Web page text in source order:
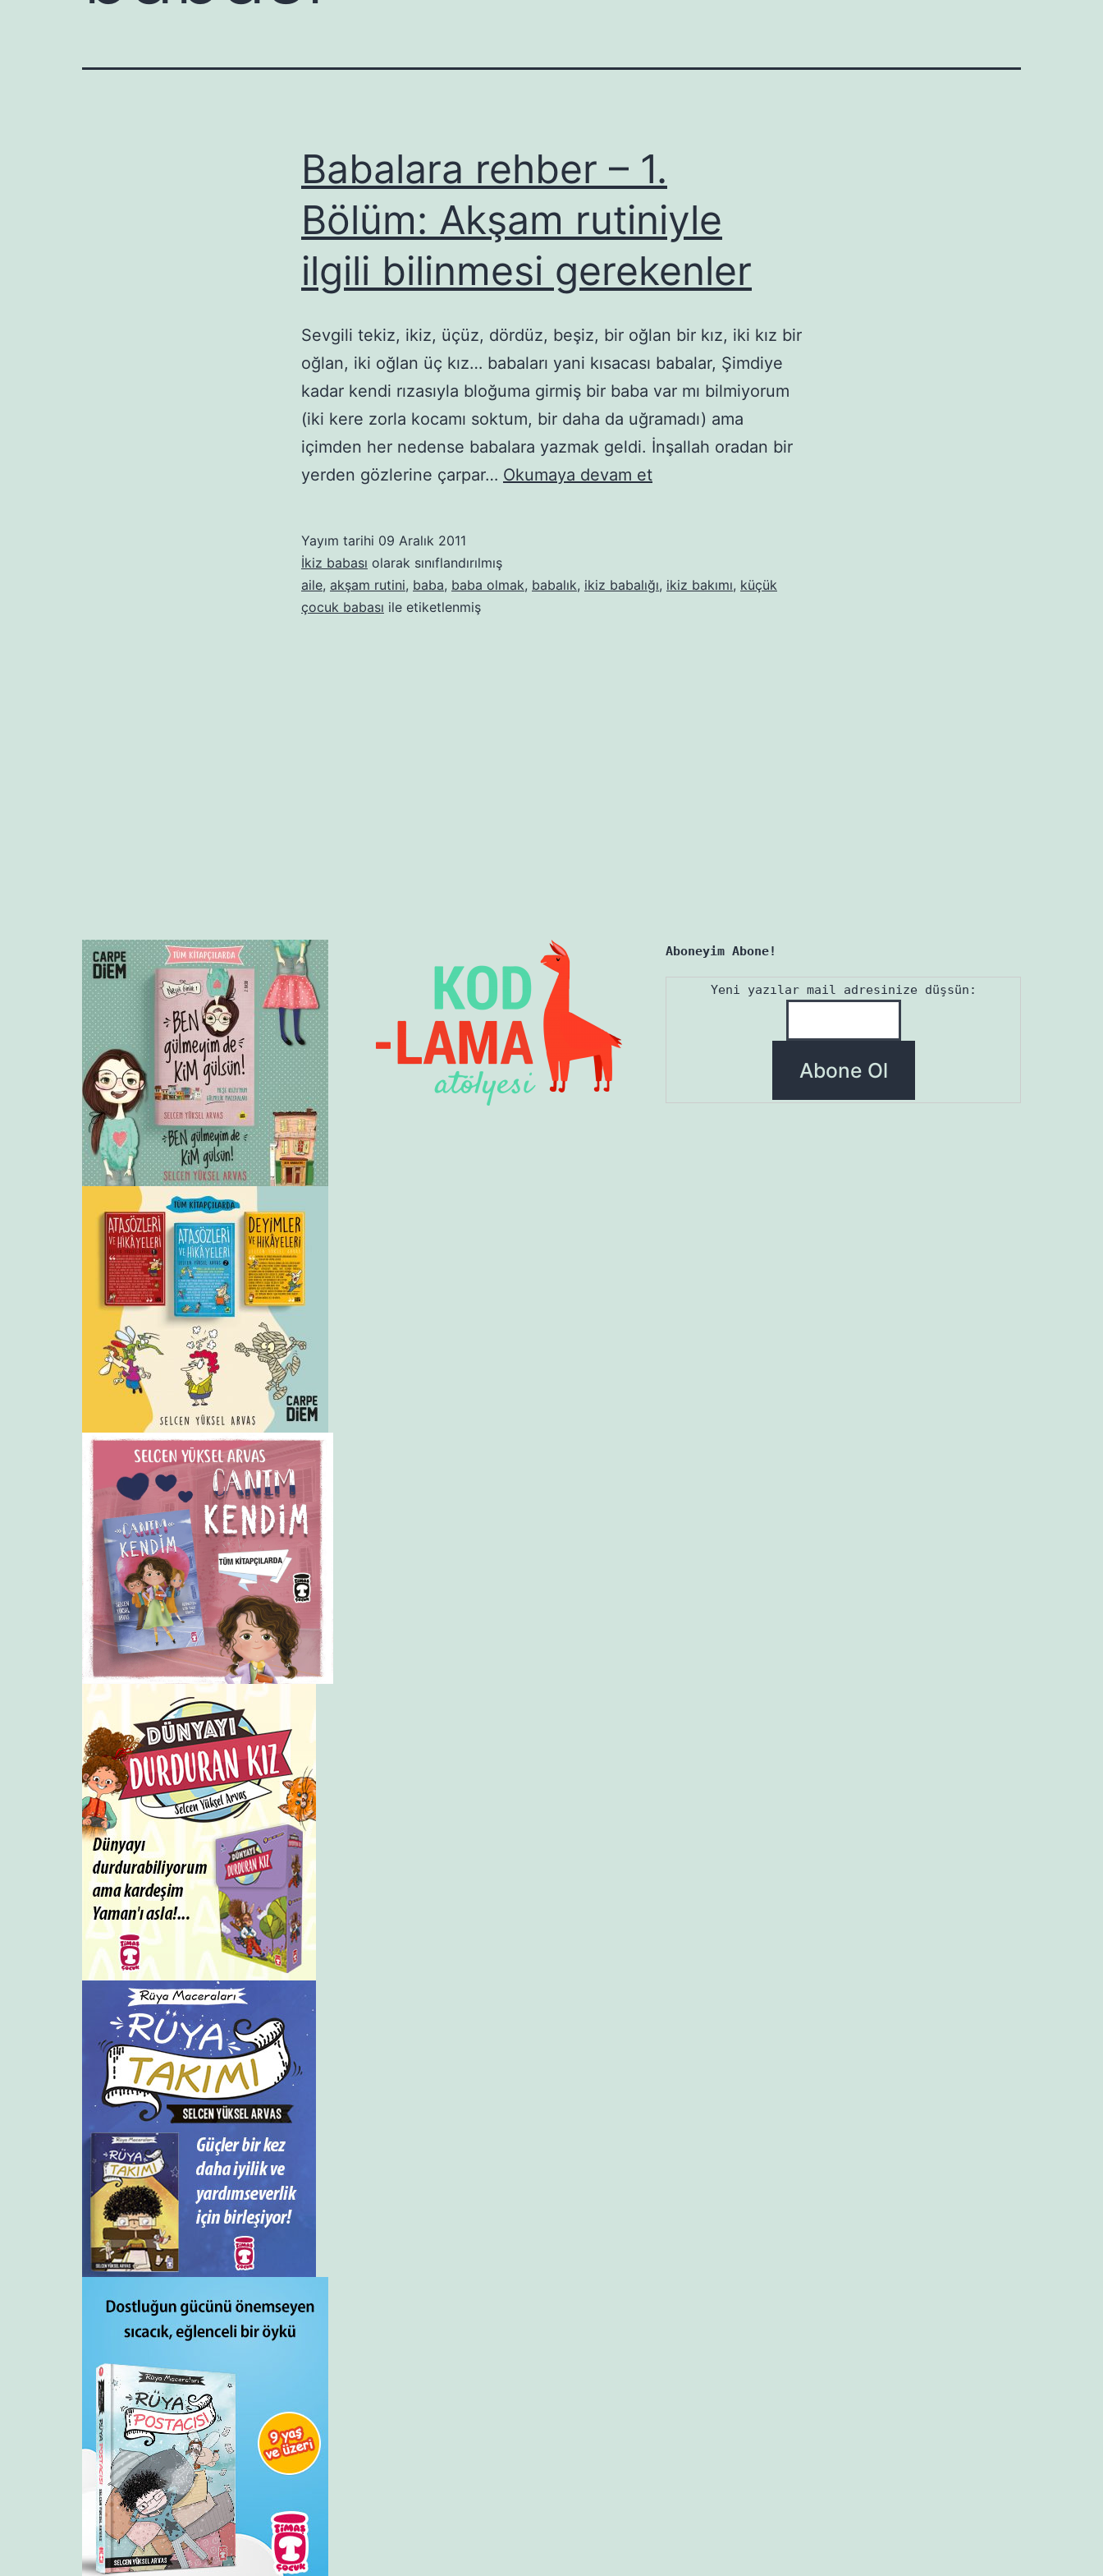
Babalara rehber – 1.
Bölüm: Akşam rutiniyle
ilgili bilinmesi gerekenler
Sevgili tekiz, ikiz, üçüz, dördüz, beşiz, bir oğlan bir kız, iki kız bir
oğlan, iki oğlan üç kız… babaları yani kısacası babalar, Şimdiye
kadar kendi rızasıyla bloğuma girmiş bir baba var mı bilmiyorum
(iki kere zorla kocamı soktum, bir daha da uğramadı) ama
içimden her nedense babalara yazmak geldi. İnşallah oradan bir
yerden gözlerine çarpar… Okumaya devam etBabalara
Bölüm:
Yayım tarihi 09 Aralık 2011
İkiz babası olarak sınıflandırılmış
aile, akşam rutini, baba, baba olmak, babalık, ikiz babalığı, ikiz bakımı, küçük
çocuk babası ile etiketlenmiş
Aboneyim Abone!
Yeni yazılar mail adresinize düşsün: